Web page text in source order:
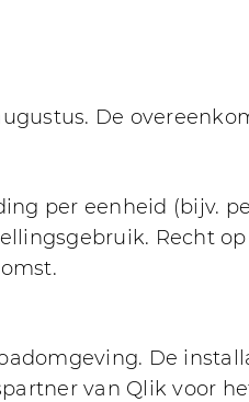
De
per eenheid (bijv.
Recht
De
van Qlik voor